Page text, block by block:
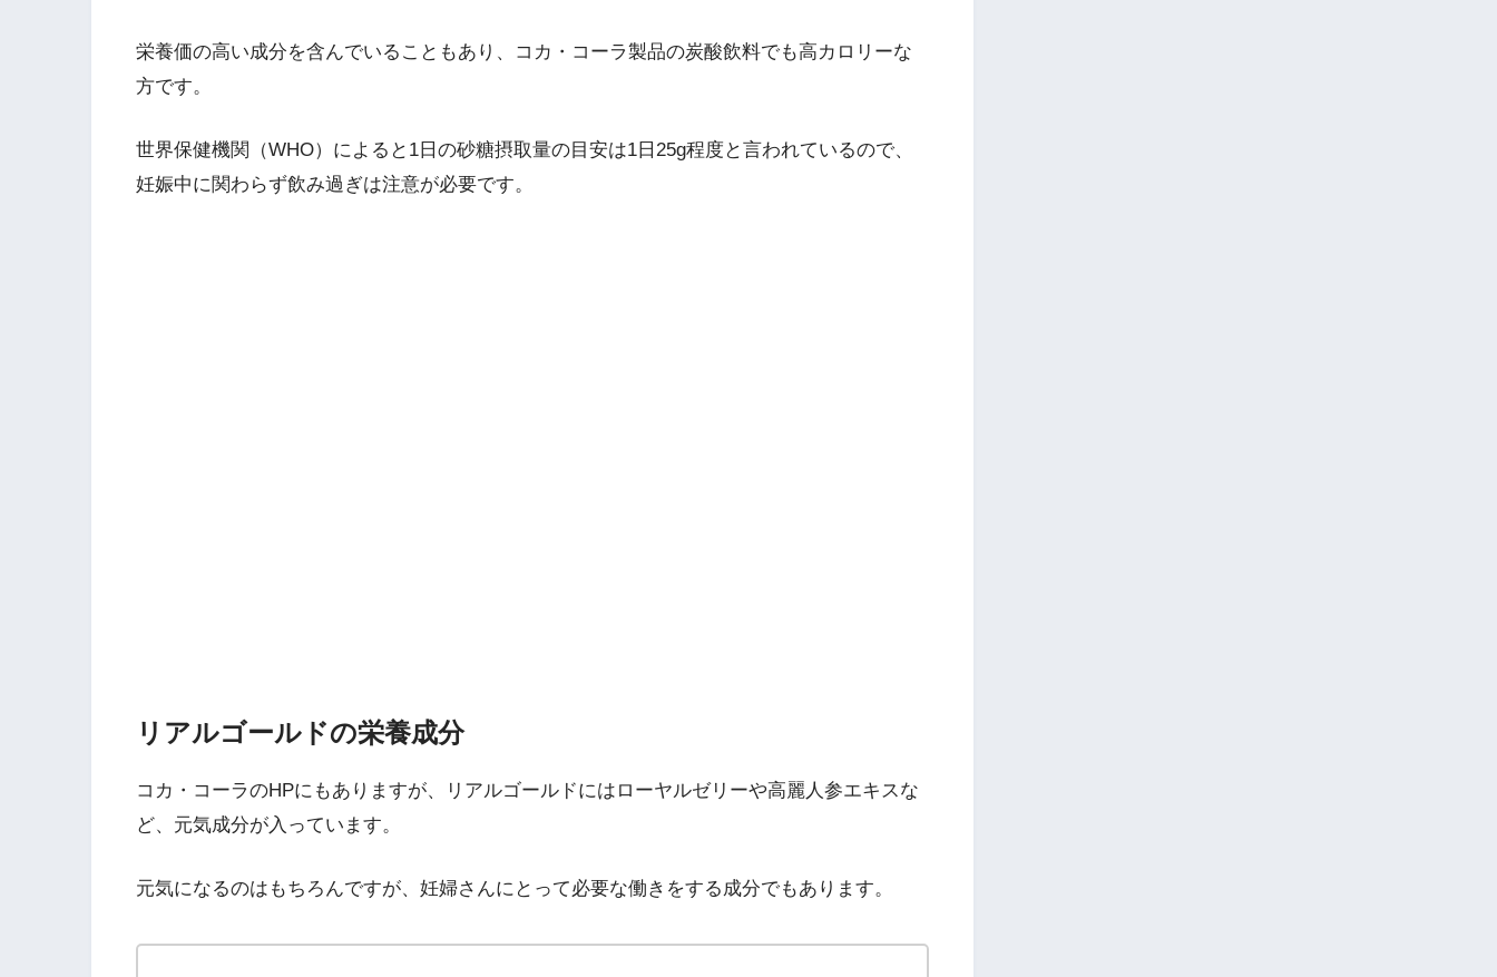
栄養価の高い成分を含んでいることもあり、コカ・コーラ製品の炭酸飲料でも高カロリーな
方です。
世界保健機関（WHO）によると1日の砂糖摂取量の目安は1日25g程度と言われているので、
妊娠中に関わらず飲み過ぎは注意が必要です。
リアルゴールドの栄養成分
コカ・コーラのHPにもありますが、リアルゴールドにはローヤルゼリーや高麗人参エキスな
ど、元気成分が入っています。
元気になるのはもちろんですが、妊婦さんにとって必要な働きをする成分でもあります。